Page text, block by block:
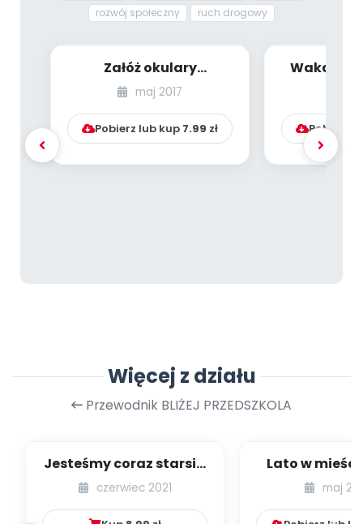
rozwój społeczny
ruch drogowy
Załóż okulary
przeciwsłoneczne i
ruszaj na wakacje
bezp...
maj 2017
Pobierz lub kup 7.99 zł Pobierz
Więcej z działu
Przewodnik BLIŻEJ PRZEDSZKOLA
Jesteśmy coraz starsi -
zestaw
czerwiec 2021
Lato w
dzieci
numer
maj